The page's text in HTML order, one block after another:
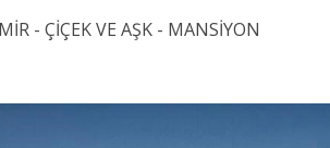
- ÇİÇEK VE AŞK - MANSİYON